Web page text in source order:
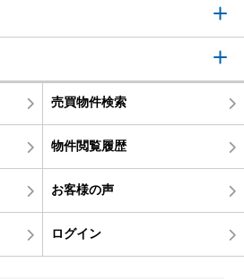
売買物件検索
物件閲覧履歴
お客様の声
ログイン